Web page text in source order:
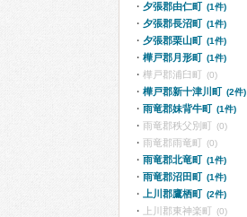
夕張郡由仁町 (1件)
夕張郡長沼町 (1件)
夕張郡栗山町 (1件)
樺戸郡月形町 (1件)
樺戸郡浦臼町 (0)
樺戸郡新十津川町 (2件)
雨竜郡妹背牛町 (1件)
雨竜郡秩父別町 (0)
雨竜郡雨竜町 (0)
雨竜郡北竜町 (1件)
雨竜郡沼田町 (1件)
上川郡鷹栖町 (2件)
上川郡東神楽町 (0)